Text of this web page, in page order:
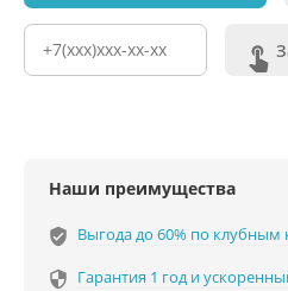
Наши преимущества
verified_user Выгода до 60% по клубным
 Гарантия 1 год и